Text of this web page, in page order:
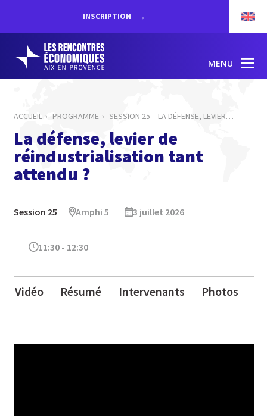
INSCRIPTION
MENU
ACCUEIL PROGRAMME SESSION 25 – LA DÉFENSE, LEVIER…
La défense, levier de
réindustrialisation tant
attendu ?
Session 25 Amphi 5 3 juillet 2026
11:30 - 12:30
Vidéo Résumé Intervenants Photos